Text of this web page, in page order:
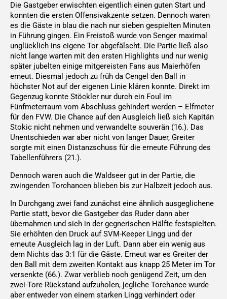
Die Gastgeber erwischten eigentlich einen guten Start und
konnten die ersten Offensivakzente setzen. Dennoch waren
es die Gäste in blau die nach nur sieben gespielten Minuten
in Führung gingen. Ein Freistoß wurde von Senger maximal
unglücklich ins eigene Tor abgefälscht. Die Partie ließ also
nicht lange warten mit den ersten Highlights und nur wenig
später jubelten einige mitgereisten Fans aus Maierhöfen
erneut. Diesmal jedoch zu früh da Cengel den Ball in
höchster Not auf der eigenen Linie klären konnte. Direkt im
Gegenzug konnte Stöckler nur durch ein Foul im
Fünfmeterraum vom Abschluss gehindert werden – Elfmeter
für den FVW. Die Chance auf den Ausgleich ließ sich Kapitän
Stokic nicht nehmen und verwandelte souverän (16.). Das
Unentschieden war aber nicht von langer Dauer, Greiter
sorgte mit einen Distanzschuss für die erneute Führung des
Tabellenführers (21.).
Dennoch waren auch die Waldseer gut in der Partie, die
zwingenden Torchancen blieben bis zur Halbzeit jedoch aus.
In Durchgang zwei fand zunächst eine ähnlich ausgeglichene
Partie statt, bevor die Gastgeber das Ruder dann aber
übernahmen und sich in der gegnerischen Hälfte festspielten.
Sie erhöhten den Druck auf SVM-Keeper Lingg und der
erneute Ausgleich lag in der Luft. Dann aber ein wenig aus
dem Nichts das 3:1 für die Gäste. Erneut war es Greiter der
den Ball mit dem zweiten Kontakt aus knapp 25 Meter im Tor
versenkte (66.). Zwar verblieb noch genügend Zeit, um den
zwei-Tore Rückstand aufzuholen, jegliche Torchance wurde
aber entweder von einem starken Lingg verhindert oder